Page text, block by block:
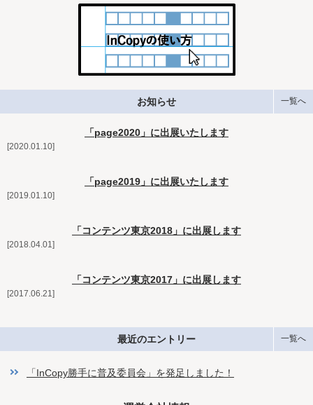
お知らせ 一覧へ
2020.01.10
「page2020」に出展いたします
2019.01.10
「page2019」に出展いたします
2018.04.01
「コンテンツ東京2018」に出展します
2017.06.21
「コンテンツ東京2017」に出展します
最近のエントリー 一覧へ
「InCopy勝手に普及委員会」を発足しました！